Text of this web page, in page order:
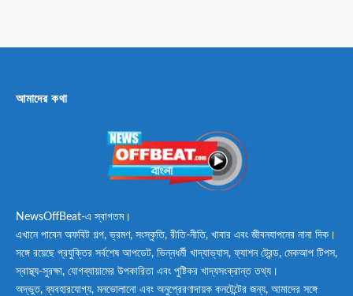
আমাদের কথা
NewsOffBeat-এ স্বাগতম।
এখানে পাবেন অফবিট গল্প, ভ্রমণ, সংস্কৃতি, রীতি-নীতি, খাবার এবং জীবনযাপনের নানা দিক।
সঙ্গে রয়েছে প্রযুক্তির সর্বশেষ আপডেট, ভিন্নধর্মী খাদ্যাভ্যাস, ফ্যাশন ট্রেন্ড, মেকআপ টিপস,
স্বাস্থ্য-সুরক্ষা, যোগব্যায়ামের উপকারিতা এবং পুষ্টিকর খাদ্যসংক্রান্ত তথ্য।
অদ্ভুত, ব্যবহারযোগ্য, মনভোলানো এবং অনুপ্রেরণাদায়ক কনটেন্টের জন্য, আমাদের সঙ্গে